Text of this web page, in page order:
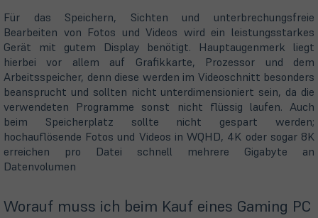
Für das Speichern, Sichten und unterbrechungsfreie
Bearbeiten von Fotos und Videos wird ein leistungsstarkes
Gerät mit gutem Display benötigt. Hauptaugenmerk liegt
hierbei vor allem auf Grafikkarte, Prozessor und dem
Arbeitsspeicher, denn diese werden im Videoschnitt besonders
beansprucht und sollten nicht unterdimensioniert sein, da die
verwendeten Programme sonst nicht flüssig laufen. Auch
beim Speicherplatz sollte nicht gespart werden;
hochauflösende Fotos und Videos in WQHD, 4K oder sogar 8K
erreichen pro Datei schnell mehrere Gigabyte an
Datenvolumen
Worauf muss ich beim Kauf eines Gaming PC